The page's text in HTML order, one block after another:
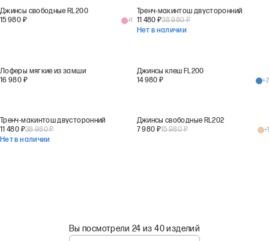
Джинсы свободные RL200
15 980 ₽ +1
Тренч-макинтош двусторонний
11 480 ₽38 980₽
Нет в наличии
Лоферы мягкие из замши
16 980 ₽
Джинсы клеш FL200
14 980 ₽ +2
Тренч-макинтош двусторонний
11 480 ₽38 980₽
Нет в наличии
Джинсы свободные RL202
7 980 ₽15 980₽ +1
Вы посмотрели 24 из 40 изделий